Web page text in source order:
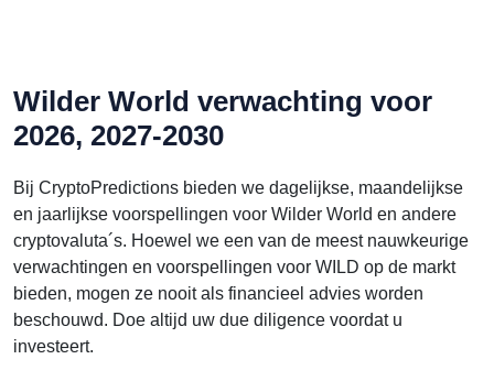
Wilder World verwachting voor
2026, 2027-2030
Bij CryptoPredictions bieden we dagelijkse, maandelijkse
en jaarlijkse voorspellingen voor Wilder World en andere
cryptovaluta´s. Hoewel we een van de meest nauwkeurige
verwachtingen en voorspellingen voor WILD op de markt
bieden, mogen ze nooit als financieel advies worden
beschouwd. Doe altijd uw due diligence voordat u
investeert.